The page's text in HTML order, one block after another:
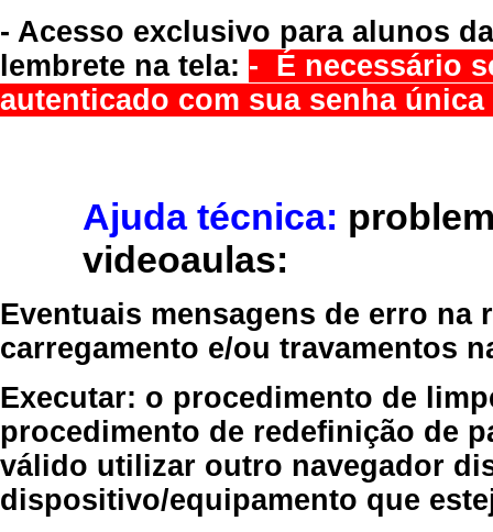
- Acesso exclusivo para alunos
lembrete na tela: - É necessário
autenticado com sua senha
Ajuda técnica:
videoaulas:
Eventuais mensagens de erro
carregamento e/ou travamentos
Executar: o procedimento de
procedimento de redefinição de
válido utilizar outro navegador
dispositivo/equipamento que